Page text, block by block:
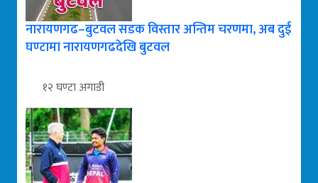
नारायणगढ–बुटवल सडक विस्तार अन्तिम चरणमा, अब दुई
घण्टामा नारायणगढदेखि बुटवल
१२ घण्टा अगाडी